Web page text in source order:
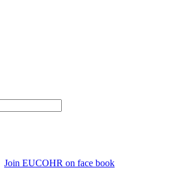
Join EUCOHR on face book